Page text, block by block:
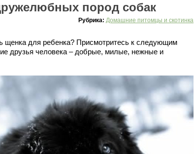
пород собак
Рубрика: Домашние питомцы и скотинка
щенка для ребенка? Присмотритесь к следующим
друзья человека – добрые, милые, нежные и